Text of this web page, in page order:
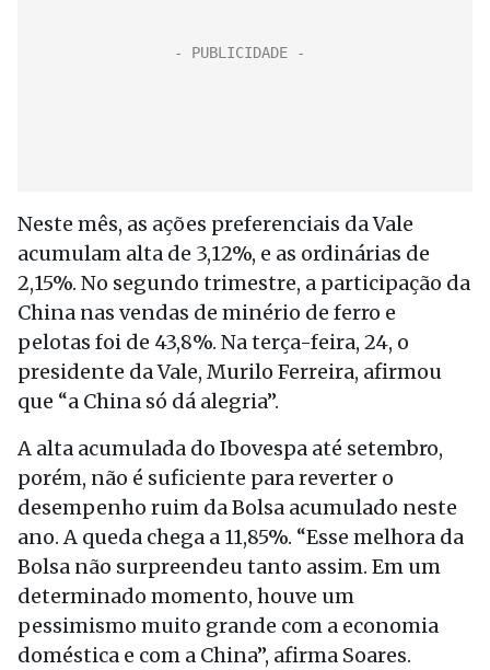
Neste mês, as ações preferenciais da Vale
acumulam alta de 3,12%, e as ordinárias de
2,15%. No segundo trimestre, a participação da
China nas vendas de minério de ferro e
pelotas foi de 43,8%. Na terça-feira, 24, o
presidente da Vale, Murilo Ferreira, afirmou
que “a China só dá alegria”.
A alta acumulada do Ibovespa até setembro,
porém, não é suficiente para reverter o
desempenho ruim da Bolsa acumulado neste
ano. A queda chega a 11,85%. “Esse melhora da
Bolsa não surpreendeu tanto assim. Em um
determinado momento, houve um
pessimismo muito grande com a economia
doméstica e com a China”, afirma Soares.